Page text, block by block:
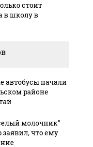
стоит
в школу в
автобусы начали
районе
молочник"
что ему